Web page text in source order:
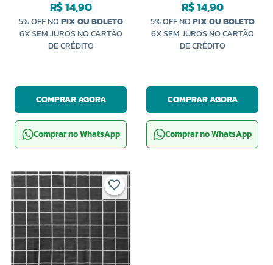
R$ 14,90
5% OFF NOPIX OU BOLETO
6X SEM JUROS NO CARTÃO
DE CRÉDITO
COMPRAR AGORA
Comprar no WhatsApp
CALDEIRA
R$ 14,90
5% OFF NOPIX OU BOLETO
6X SEM JUROS NO CARTÃO
DE CRÉDITO
COMPRAR AGORA
Comprar no WhatsApp